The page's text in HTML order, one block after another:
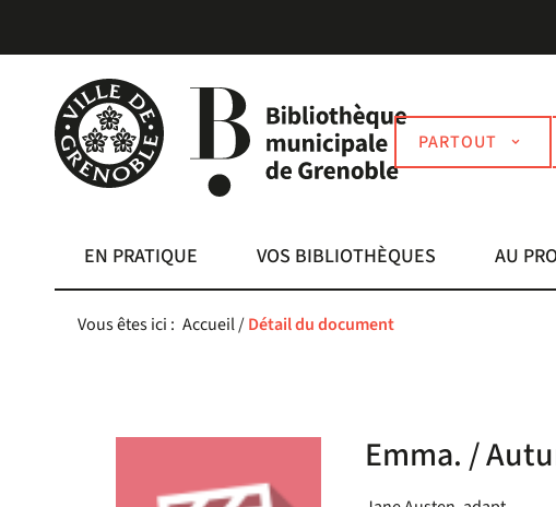
menu
contenu
la
PARTOUT
EN PRATIQUE VOS BIBLIOTHÈQUES AU
Vous êtes ici : Accueil/Détail du document
Emma. /